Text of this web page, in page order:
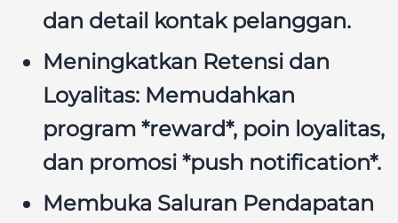
dan detail kontak pelanggan.
Meningkatkan Retensi dan
Loyalitas: Memudahkan
program *reward*, poin loyalitas,
dan promosi *push notification*.
Membuka Saluran Pendapatan